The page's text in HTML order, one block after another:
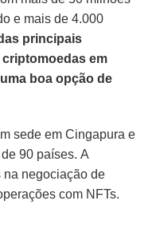
e mais de 4.000
principais
em
boa opção de
sede em Cingapura e
90 países. A
negociação de
com NFTs.